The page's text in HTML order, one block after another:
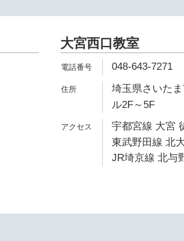
大宮西口教室
048-643-7271
埼玉県さいた
ル2F～5F
宇都宮線 大宮
東武野田線 北
JR埼京線 北与